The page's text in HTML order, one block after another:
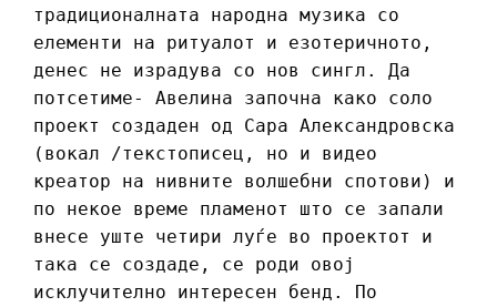
традиционалната народна музика со
елементи на ритуалот и езотеричното,
денес не израдува со нов сингл. Да
потсетиме- Авелина започна како соло
проект создаден од Сара Александровска
(вокал /текстописец, но и видео
креатор на нивните волшебни спотови) и
по некое време пламенот што се запали
внесе уште четири луѓе во проектот и
така се создаде, се роди овој
исклучително интересен бенд. По